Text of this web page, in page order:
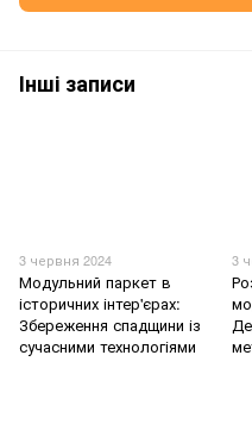
Інші записи
3 червня 2024
Модульний паркет в
історичних інтер'єрах:
Збереження спадщини із
сучасними технологіями
3